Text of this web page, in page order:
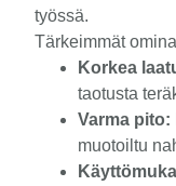
työssä.
Tärkeimmät
Korkea
taotusta
Varma pito:
muotoiltu